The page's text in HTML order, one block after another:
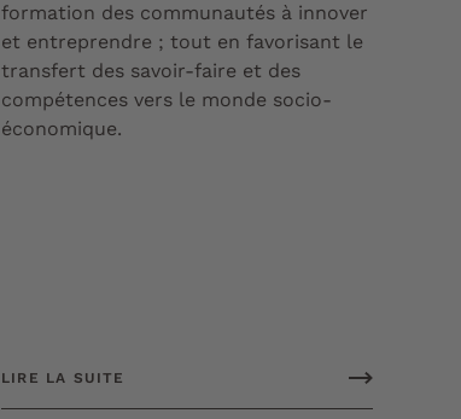
formation des communautés à innover
et entreprendre ; tout en favorisant le
transfert des savoir-faire et des
compétences vers le monde socio-
économique.
LIRE LA SUITE